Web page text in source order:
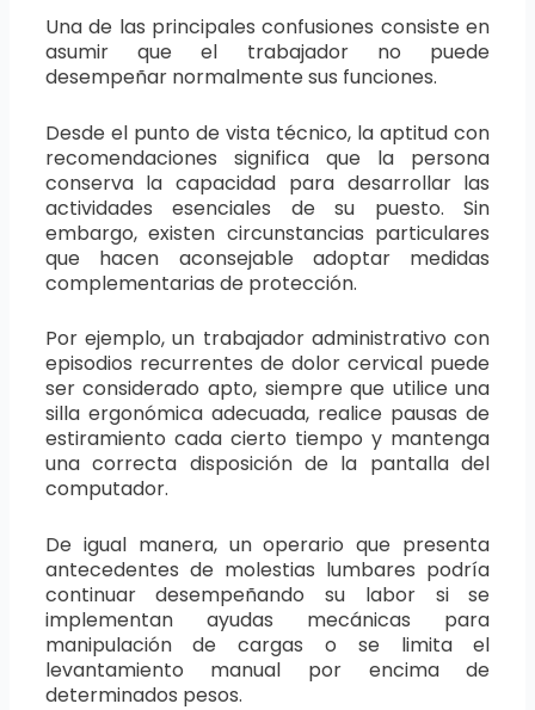
Una de las principales confusiones consiste en
asumir que el trabajador no puede
desempeñar normalmente sus funciones.
Desde el punto de vista técnico, la aptitud con
recomendaciones significa que la persona
conserva la capacidad para desarrollar las
actividades esenciales de su puesto. Sin
embargo, existen circunstancias particulares
que hacen aconsejable adoptar medidas
complementarias de protección.
Por ejemplo, un trabajador administrativo con
episodios recurrentes de dolor cervical puede
ser considerado apto, siempre que utilice una
silla ergonómica adecuada, realice pausas de
estiramiento cada cierto tiempo y mantenga
una correcta disposición de la pantalla del
computador.
De igual manera, un operario que presenta
antecedentes de molestias lumbares podría
continuar desempeñando su labor si se
implementan ayudas mecánicas para
manipulación de cargas o se limita el
levantamiento manual por encima de
determinados pesos.